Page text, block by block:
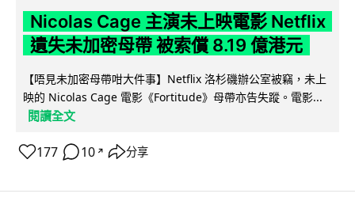
Nicolas Cage 主演未上映電影 Netflix
遺失未加密母帶 被索償 8.19 億港元
【唔見未加密母帶咁大件事】Netflix 洛杉磯辦公室被竊，未上
映的 Nicolas Cage 電影《Fortitude》母帶亦告失蹤。電影...
閱讀全文
177 10 ↗ 分享